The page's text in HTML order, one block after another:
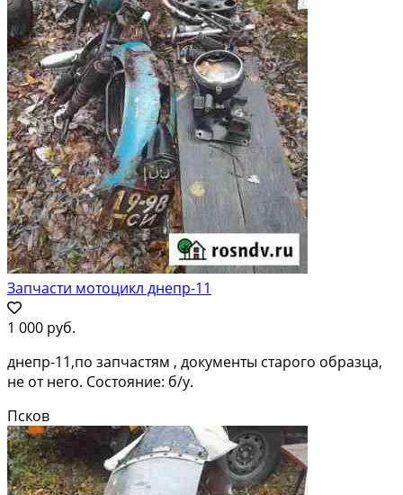
Запчасти мотоцикл днепр-11
1 000 руб.
днепр-11,по запчастям , документы старого образца,
не от него. Состояние: б/у.
Псков